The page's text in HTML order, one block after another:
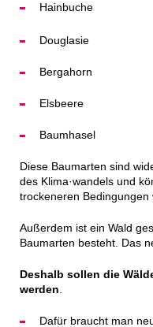
Hainbuche
Douglasie
Bergahorn
Elsbeere
Baumhasel
Diese Baumarten sind
des Klima·wandels und
trockeneren Bedingungen
Außerdem ist ein Wald
Baumarten besteht. Das
Deshalb sollen die
werden
Dafür braucht man